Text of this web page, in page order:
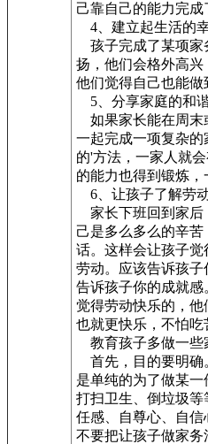
己靠自己的能力完成
4、建立起生活的
孩子完成了某项家
扬，他们会格外高兴
他们觉得自己也能做
5、分享家庭的和
如果家长能在周末
一起完成一项复杂
的'方法，一家人就
的能力也得到锻炼，
6、让孩子了解劳
家长下班回到家后
己是多么多么的辛
话。这样会让孩子
劳动。应该告诉孩子
告诉孩子你的成就
觉得劳动快乐的，
也就更快乐，不怕吃
教育孩子多做一些
首先，目的要明确
是单纯的为了做某一
打扫卫生、倒垃圾
任感、自尊心、自
不要把让孩子做家